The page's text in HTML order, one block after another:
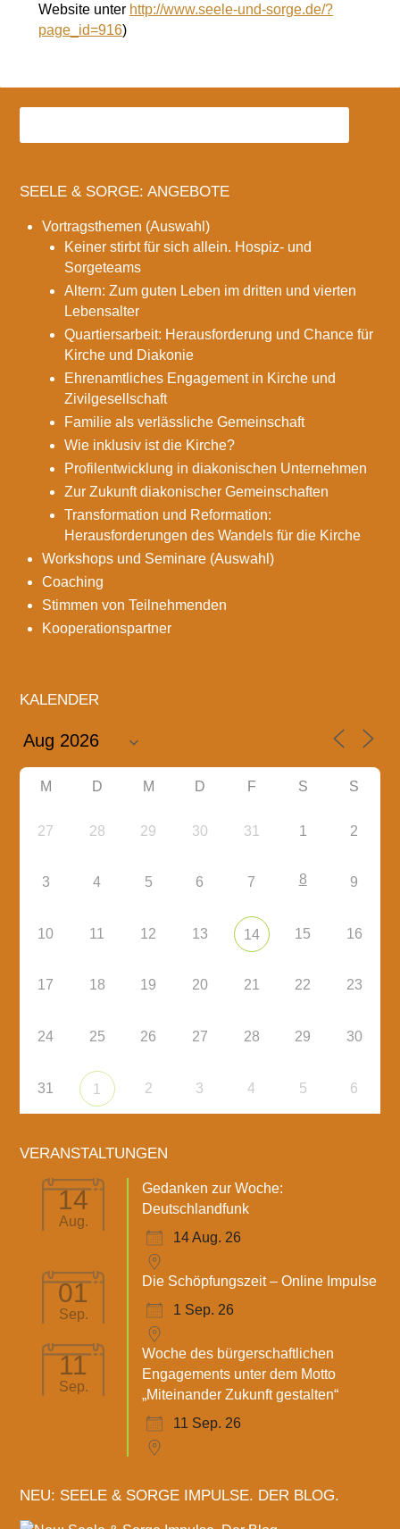
Website unter http://www.seele-und-sorge.de/?
page_id=916)
SEELE & SORGE: ANGEBOTE
Vortragsthemen (Auswahl)
Keiner stirbt für sich allein. Hospiz- und
Sorgeteams
Altern: Zum guten Leben im dritten und vierten
Lebensalter
Quartiersarbeit: Herausforderung und Chance für
Kirche und Diakonie
Ehrenamtliches Engagement in Kirche und
Zivilgesellschaft
Familie als verlässliche Gemeinschaft
Wie inklusiv ist die Kirche?
Profilentwicklung in diakonischen Unternehmen
Zur Zukunft diakonischer Gemeinschaften
Transformation und Reformation:
Herausforderungen des Wandels für die Kirche
Workshops und Seminare (Auswahl)
Coaching
Stimmen von Teilnehmenden
Kooperationspartner
KALENDER
M D M D F S S
27 28 29 30 31 1 2
3 4 5 6 7 8 9
10 11 12 13 14 15 16
17 18 19 20 21 22 23
24 25 26 27 28 29 30
31 1 2 3 4 5 6
VERANSTALTUNGEN
14
Aug.
Gedanken zur Woche:
Deutschlandfunk
14 Aug. 26
01
Sep.
Die Schöpfungszeit – Online Impulse
1 Sep. 26
11
Sep.
Woche des bürgerschaftlichen
Engagements unter dem Motto
„Miteinander Zukunft gestalten“
11 Sep. 26
NEU: SEELE & SORGE IMPULSE. DER BLOG.